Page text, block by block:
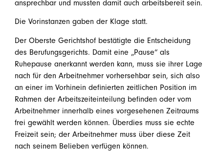
ansprechbar und mussten damit auch arbeitsbereit sein.
Die Vorinstanzen gaben der Klage statt.
Der Oberste Gerichtshof bestätigte die Entscheidung
des Berufungsgerichts. Damit eine „Pause“ als
Ruhepause anerkannt werden kann, muss sie ihrer Lage
nach für den Arbeitnehmer vorhersehbar sein, sich also
an einer im Vorhinein definierten zeitlichen Position im
Rahmen der Arbeitszeiteinteilung befinden oder vom
Arbeitnehmer innerhalb eines vorgesehenen Zeitraums
frei gewählt werden können. Überdies muss sie echte
Freizeit sein; der Arbeitnehmer muss über diese Zeit
nach seinem Belieben verfügen können.